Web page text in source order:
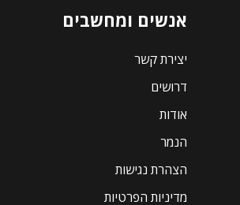
אנשים ומחשבים
יצירת קשר
דרושים
אודות
הנמר
הצהרת נגישות
מדיניות הפרטיות